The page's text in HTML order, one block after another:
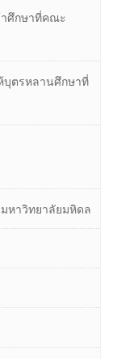
าศึกษาที่คณะ
บุตรหลานศึกษาที่
หาวิทยาลัยมหิดล